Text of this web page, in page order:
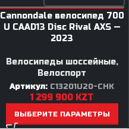
Cannondale велосипед 700
U CAAD13 Disc Rival AXS —
2023
Велосипеды шоссейные,
Велоспорт
Артикул: C13201U20-CHK
1 299 900 KZT
ВЫБЕРИТЕ ПАРАМЕТРЫ